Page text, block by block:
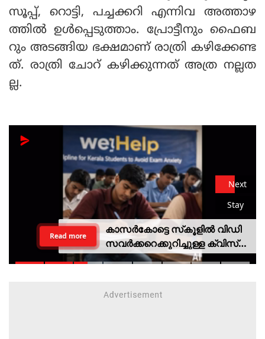
സൂപ്പ്, റൊട്ടി, പച്ചക്കറി എന്നിവ അത്താഴ
ത്തില്‍ ഉള്‍പ്പെടുത്താം. പ്രോട്ടീനും ഫൈബ
റും അടങ്ങിയ ഭക്ഷമാണ് രാത്രി കഴിക്കേണ്ട
ത്. രാത്രി ചോറ് കഴിക്കുന്നത് അത്ര നല്ലത
ല്ല.
Next
Stay
കാസര്‍കോട്ടെ സ്‌കൂളില്‍ വിഡി
സവര്‍ക്കറെക്കുറിച്ചുള്ള ക്വിസ്
മത്സരം; അന്വേഷണത്തിന്
Read more